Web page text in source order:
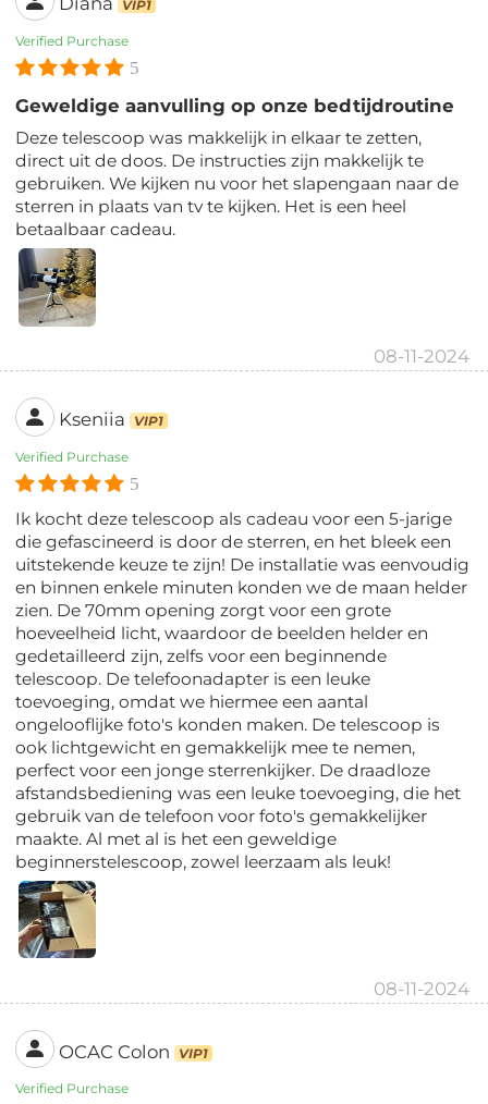
VIP1
Verified Purchase
5
Geweldige aanvulling op onze bedtijdroutine
Deze telescoop was makkelijk in elkaar te zetten,
direct uit de doos. De instructies zijn makkelijk te
gebruiken. We kijken nu voor het slapengaan naar de
sterren in plaats van tv te kijken. Het is een heel
betaalbaar cadeau.
08-11-2024
Kseniia VIP1
Verified Purchase
5
Ik kocht deze telescoop als cadeau voor een 5-jarige
die gefascineerd is door de sterren, en het bleek een
uitstekende keuze te zijn! De installatie was eenvoudig
en binnen enkele minuten konden we de maan helder
zien. De 70mm opening zorgt voor een grote
hoeveelheid licht, waardoor de beelden helder en
gedetailleerd zijn, zelfs voor een beginnende
telescoop. De telefoonadapter is een leuke
toevoeging, omdat we hiermee een aantal
ongelooflijke foto's konden maken. De telescoop is
ook lichtgewicht en gemakkelijk mee te nemen,
perfect voor een jonge sterrenkijker. De draadloze
afstandsbediening was een leuke toevoeging, die het
gebruik van de telefoon voor foto's gemakkelijker
maakte. Al met al is het een geweldige
beginnerstelescoop, zowel leerzaam als leuk!
08-11-2024
OCAC Colon VIP1
Verified Purchase